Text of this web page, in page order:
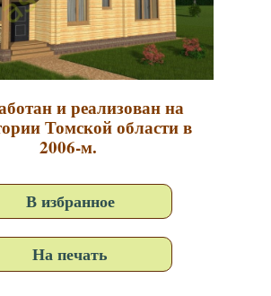
и реализован на
Томской области в
2006-м.
В избранное
На печать